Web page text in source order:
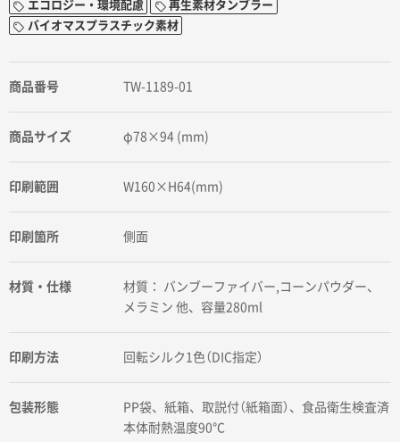
エコロジー・環境配慮
再生素材タンブラー
バイオマスプラスチック素材
商品番号 TW-1189-01
商品サイズ φ78×94 (mm)
印刷範囲 W160×H64(mm)
印刷箇所 側面
材質・仕様
材質： バンブーファイバー,コーンパウダー、
メラミン 他、容量280ml
印刷方法 回転シルク1色（DIC指定）
包装形態
PP袋、紙箱、取説付（紙箱面）、食品衛生検査済
本体耐熱温度90℃